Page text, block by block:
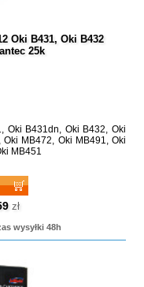
Oki B431, Oki B432
25k
Oki B431dn, Oki B432, Oki
MB472, Oki MB491, Oki
MB451
zł
wysyłki 48h